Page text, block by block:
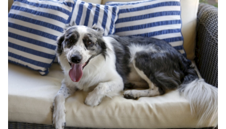
Padres y familia
Vecinos launch
Mi Portal UC launch
Medios Biblioteca launch
Donaciones launch